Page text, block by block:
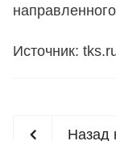
Источник:
Назад